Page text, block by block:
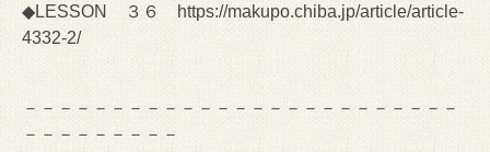
◆LESSON ３６
https://makupo.chiba.jp/article/article-
4332-2/
－－－－－－－－－－－－－－－－－－－－－－－－－
－－－－－－－－－